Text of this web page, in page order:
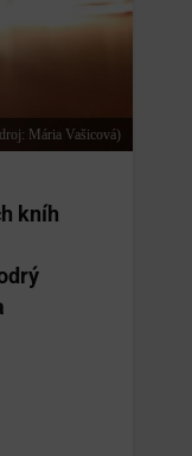
Mária Vašicová)
kníh